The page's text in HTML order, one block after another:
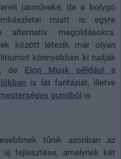
járműveké, de a bolygó
miatt is egyre
megoldásokra.
között létezik már olyan
könnyebben ki tudják
de Elon Musk például a
is lát fantáziát, illetve
gumiból is.
tűnik azonban az
fejlesztése, amelynek két